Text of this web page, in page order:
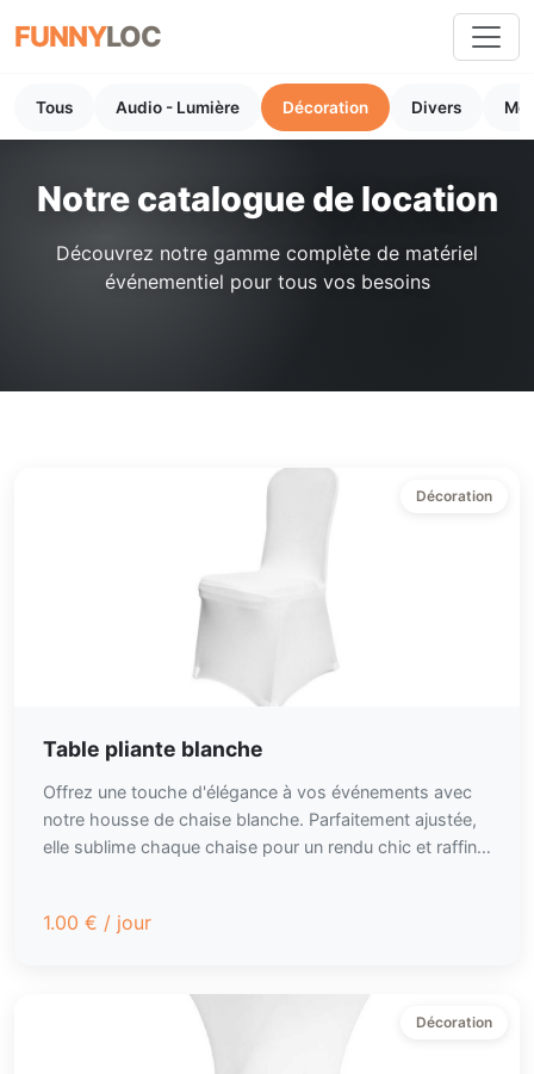
FUNNYLOC
Tous Audio - Lumière Décoration Divers
Notre catalogue de location
Découvrez notre gamme complète de matériel
événementiel pour tous vos besoins
Décoration
Table pliante blanche
Offrez une touche d'élégance à vos événements avec
notre housse de chaise blanche. Parfaitement ajustée,
elle sublime chaque chaise pour un rendu chic et raffiné.
ou dîners formels.
1.00 € / jour
Décoration